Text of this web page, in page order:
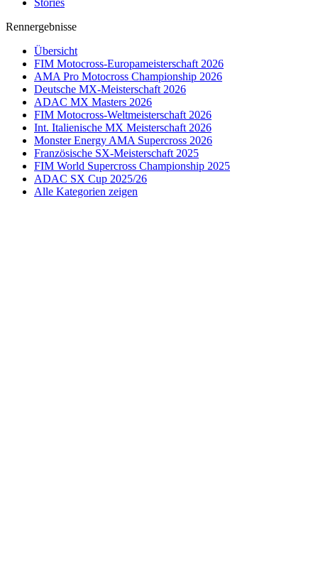
Stories
Rennergebnisse
Übersicht
FIM Motocross-Europameisterschaft 2026
AMA Pro Motocross Championship 2026
Deutsche MX-Meisterschaft 2026
ADAC MX Masters 2026
FIM Motocross-Weltmeisterschaft 2026
Int. Italienische MX Meisterschaft 2026
Monster Energy AMA Supercross 2026
Französische SX-Meisterschaft 2025
FIM World Supercross Championship 2025
ADAC SX Cup 2025/26
Alle Kategorien zeigen